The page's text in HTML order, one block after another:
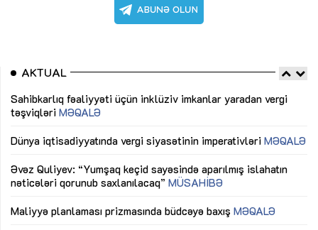
AKTUAL
Sahibkarlıq fəaliyyəti üçün inklüziv imkanlar yaradan vergi
təşviqləri MƏQALƏ
Dünya iqtisadiyyatında vergi siyasətinin imperativləri MƏQALƏ
Əvəz Quliyev: “Yumşaq keçid sayəsində aparılmış islahatın
nəticələri qorunub saxlanılacaq” MÜSAHİBƏ
Maliyyə planlaması prizmasında büdcəyə baxış MƏQALƏ